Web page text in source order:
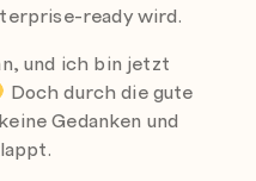
ready wird.
und ich bin jetzt
Doch durch die gute
Gedanken und